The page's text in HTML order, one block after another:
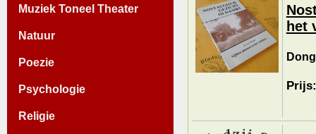
Muziek Toneel Theater
Natuur
Poezie
Psychologie
Religie
het